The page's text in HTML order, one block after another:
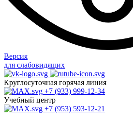
Версия
для слабовидящих
Круглосуточная горячая линия
+7 (933) 999-12-34
Учебный центр
+7 (953) 593-12-21